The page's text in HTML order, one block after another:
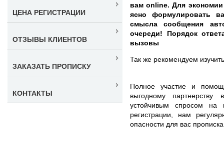
вам online. Для
ясно формулировать
смысла сообщения
очереди! Порядок
вызовы
Так же рекомендуем
Полное участие и
выгодному партнерству
устойчивым спросом на
регистрации, нам
опасности для вас
ЦЕНА РЕГИСТРАЦИИ
ОТЗЫВЫ КЛИЕНТОВ
ЗАКАЗАТЬ ПРОПИСКУ
КОНТАКТЫ